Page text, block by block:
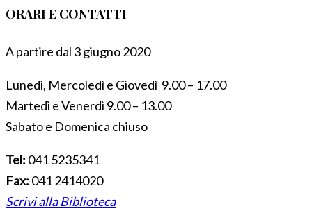
ORARI E CONTATTI
A partire dal 3 giugno 2020
Lunedì, Mercoledì e Giovedì 9.00 – 17.00
Martedì e Venerdì 9.00 – 13.00
Sabato e Domenica chiuso
Tel: 041 5235341
Fax: 041 2414020
Scrivi alla Biblioteca